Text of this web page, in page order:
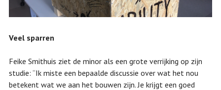
Veel sparren
Feike Smithuis ziet de minor als een grote verrijking op zijn
studie: “Ik miste een bepaalde discussie over wat het nou
betekent wat we aan het bouwen zijn. Je krijgt een goed